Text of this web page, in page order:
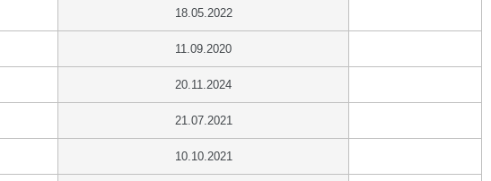
18.05.2022
11.09.2020
20.11.2024
21.07.2021
10.10.2021